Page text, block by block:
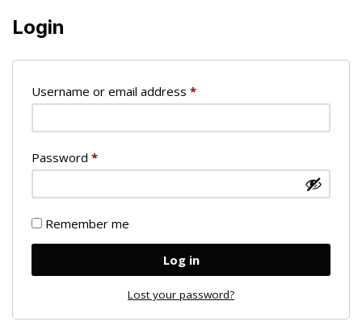
Login
Username or email address *
Password *
Remember me
Log in
Lost your password?